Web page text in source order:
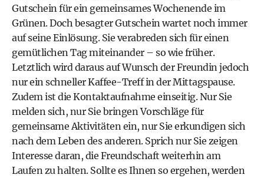
Gutschein für ein gemeinsames Wochenende im
Grünen. Doch besagter Gutschein wartet noch immer
auf seine Einlösung. Sie verabreden sich für einen
gemütlichen Tag miteinander – so wie früher.
Letztlich wird daraus auf Wunsch der Freundin jedoch
nur ein schneller Kaffee-Treff in der Mittagspause.
Zudem ist die Kontaktaufnahme einseitig. Nur Sie
melden sich, nur Sie bringen Vorschläge für
gemeinsame Aktivitäten ein, nur Sie erkundigen sich
nach dem Leben des anderen. Sprich nur Sie zeigen
Interesse daran, die Freundschaft weiterhin am
Laufen zu halten. Sollte es Ihnen so ergehen, werden